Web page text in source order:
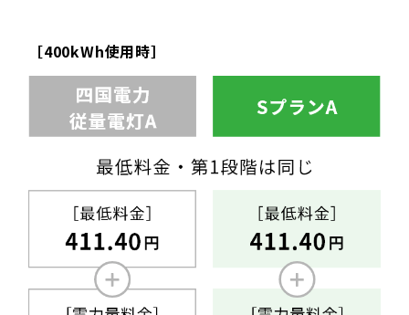
［400kWh使用時］